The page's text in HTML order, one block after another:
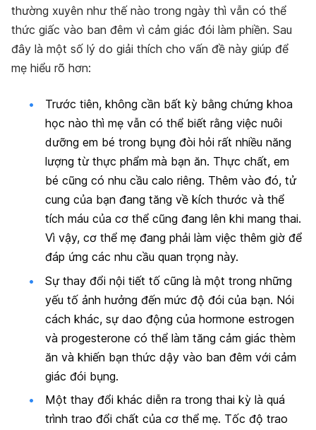
thường xuyên như thế nào trong ngày thì vẫn có thể
thức giấc vào ban đêm vì cảm giác đói làm phiền. Sau
đây là một số lý do giải thích cho vấn đề này giúp để
mẹ hiểu rõ hơn:
Trước tiên, không cần bất kỳ bằng chứng khoa
học nào thì mẹ vẫn có thể biết rằng việc nuôi
dưỡng em bé trong bụng đòi hỏi rất nhiều năng
lượng từ thực phẩm mà bạn ăn. Thực chất, em
bé cũng có nhu cầu calo riêng. Thêm vào đó, tử
cung của bạn đang tăng về kích thước và thể
tích máu của cơ thể cũng đang lên khi mang thai.
Vì vậy, cơ thể mẹ đang phải làm việc thêm giờ để
đáp ứng các nhu cầu quan trọng này.
Sự thay đổi nội tiết tố cũng là một trong những
yếu tố ảnh hưởng đến mức độ đói của bạn. Nói
cách khác, sự dao động của hormone estrogen
và progesterone có thể làm tăng cảm giác thèm
ăn và khiến bạn thức dậy vào ban đêm với cảm
giác đói bụng.
Một thay đổi khác diễn ra trong thai kỳ là quá
trình trao đổi chất của cơ thể mẹ. Tốc độ trao